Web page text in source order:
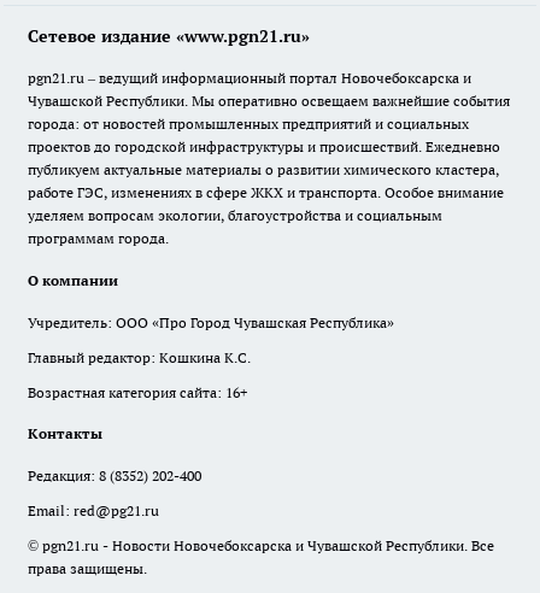
Сетевое издание «www.pgn21.ru»
pgn21.ru – ведущий информационный портал Новочебоксарска и
Чувашской Республики. Мы оперативно освещаем важнейшие события
города: от новостей промышленных предприятий и социальных
проектов до городской инфраструктуры и происшествий. Ежедневно
публикуем актуальные материалы о развитии химического кластера,
работе ГЭС, изменениях в сфере ЖКХ и транспорта. Особое внимание
уделяем вопросам экологии, благоустройства и социальным
программам города.
О компании
Учредитель: ООО «Про Город Чувашская Республика»
Главный редактор: Кошкина К.С.
Возрастная категория сайта: 16+
Контакты
Редакция: 8 (8352) 202-400
Email: red@pg21.ru
© pgn21.ru - Новости Новочебоксарска и Чувашской Республики. Все
права защищены.